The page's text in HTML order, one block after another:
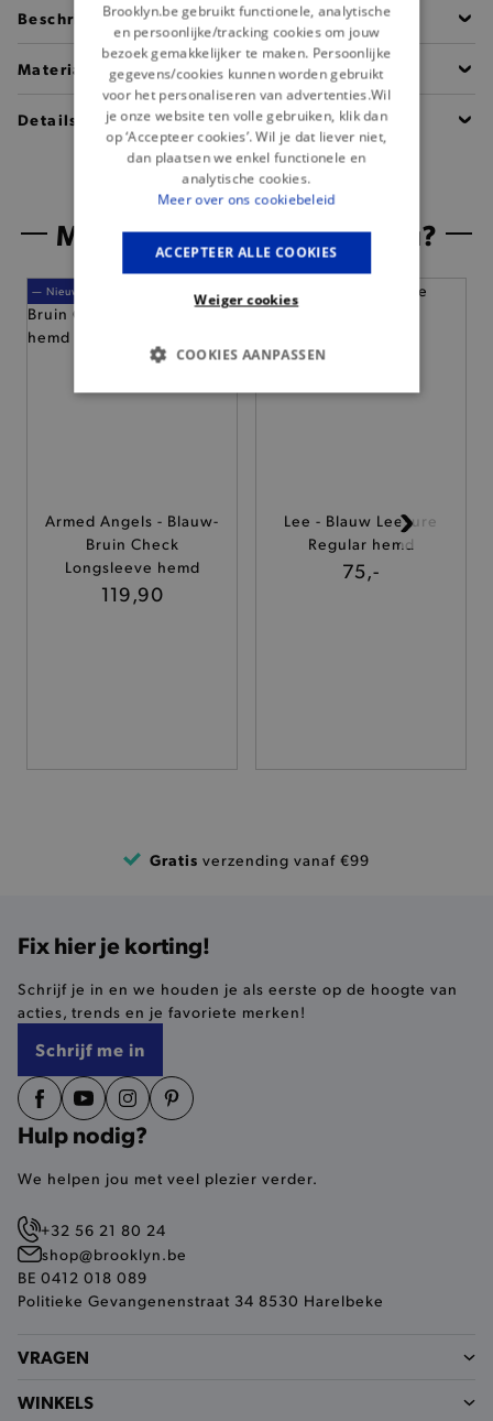
Beschrijving
Materiaal
Details
Misschien is dit iets voor jou?
— Nieuw
Armed Angels - Blauw-
Bruin Check
Longsleeve hemd
119,90
Lee - Blauw Leesure
Regular hemd
75,-
Gratis verzending vanaf €99
Fix hier je korting!
Schrijf je in en we houden je als eerste op de hoogte van
acties, trends en je favoriete merken!
Schrijf me in
Hulp nodig?
We helpen jou met veel plezier verder.
+32 56 21 80 24
shop@brooklyn.be
BE 0412 018 089
Politieke Gevangenenstraat 34 8530 Harelbeke
VRAGEN
WINKELS
Brooklyn.be gebruikt functionele, analytische
en persoonlijke/tracking cookies om jouw
bezoek gemakkelijker te maken. Persoonlijke
gegevens/cookies kunnen worden gebruikt
voor het personaliseren van advertenties.Wil
je onze website ten volle gebruiken, klik dan
op ‘Accepteer cookies’. Wil je dat liever niet,
dan plaatsen we enkel functionele en
analytische cookies.
Meer over ons cookiebeleid
ACCEPTEER ALLE COOKIES
Weiger cookies
COOKIES AANPASSEN
BASIS COOKIES
site op een correcte manier wordt verorberd. De
Naam
Provider
pickupStoreVal